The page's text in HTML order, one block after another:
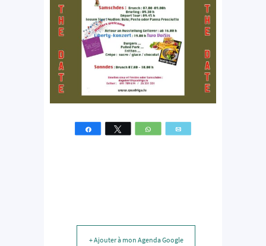
Partagez Tweetez WhatsApp
+ Ajouter à mon Agenda Google